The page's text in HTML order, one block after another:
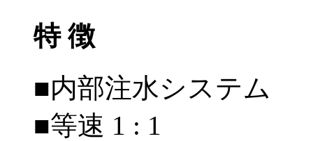
特 徴
■内部注水システム
■等速 1 : 1